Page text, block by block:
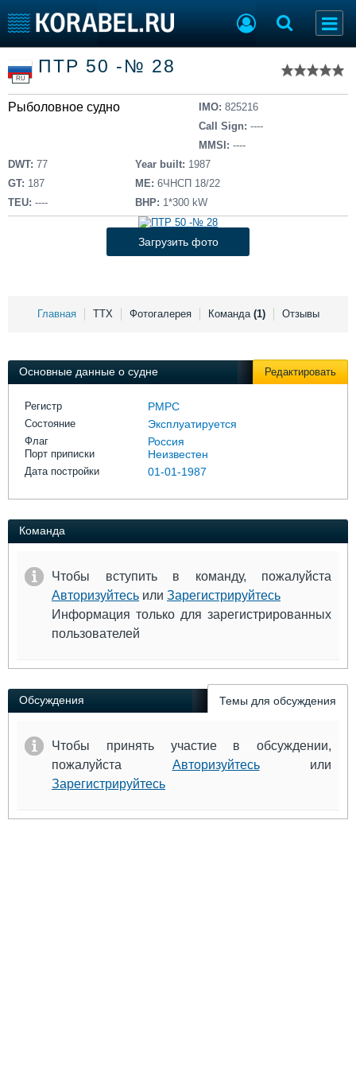
Тип судна
Добавить судно
Добавить проект
Последние 100
Пульс
Новости
Компании
Репутация
Торговая площадка
Доска объявлений
Продажа флота
Оборудование
Изделия
Материалы
Услуги
Выставки и семинары
Личности
Словарь
Галерея флота
Форум
Все службы
RU
ПТР 50 -№ 28
Рыболовное судно IMO: 825216
Call Sign: ----
MMSI: ----
DWT: 77
GT: 187
TEU: ----
Year built: 1987
ME: 6ЧНСП 18/22
BHP: 1*300 kW
Загрузить фото
Главная ТТХ Фотогалерея Команда (1) Отзывы
Основные данные о судне Редактировать
Регистр РМРС
Состояние Эксплуатируется
Флаг Россия
Порт приписки Неизвестен
Дата постройки 01-01-1987
Команда
Чтобы вступить в команду, пожалуйста
Авторизуйтесь или Зарегистрируйтесь
Информация только для зарегистрированных
пользователей
Обсуждения Темы для обсуждения
Чтобы принять участие в обсуждении,
пожалуйста Авторизуйтесьили
Зарегистрируйтесь